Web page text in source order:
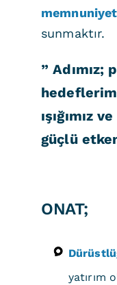
sunmaktır.
”
ışığımız
güçlü
ONAT;
yatırım